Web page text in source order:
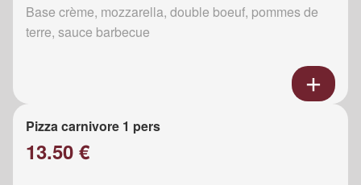
Base crème, mozzarella, double boeuf, pommes de
terre, sauce barbecue
Pizza carnivore 1 pers
13.50 €